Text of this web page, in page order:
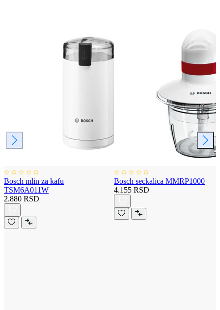
Bosch mlin za kafu
TSM6A011W
2.880 RSD
Bosch seckalica MMRP1000
4.155 RSD